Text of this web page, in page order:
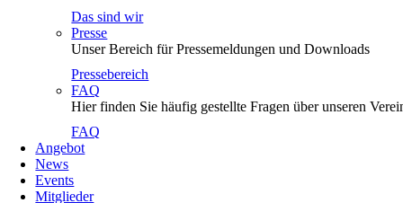
Das sind wir
Presse
Unser Bereich für Pressemeldungen und Downloads
Pressebereich
FAQ
Hier finden Sie häufig gestellte Fragen über unseren
FAQ
Angebot
News
Events
Mitglieder